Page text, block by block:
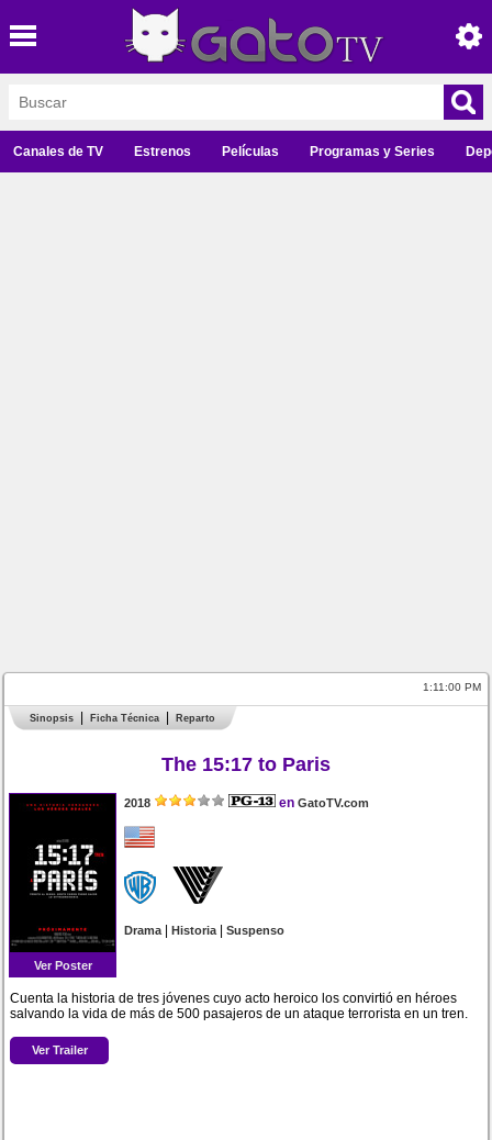
Canales de TV Estrenos Películas Programas y Series
1:11:00 PM
Sinopsis Ficha Técnica Reparto
The 15:17 to Paris
Ver Poster
2018 en GatoTV.com
Drama|Historia|Suspenso
Cuenta la historia de tres jóvenes cuyo acto heroico los convirtió en héroes
salvando la vida de más de 500 pasajeros de un ataque terrorista en un tren.
Ver Trailer